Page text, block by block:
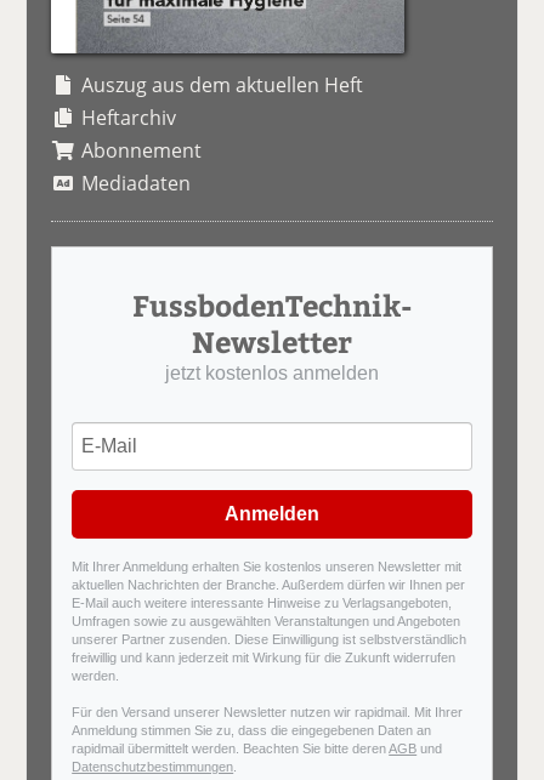
Auszug aus dem aktuellen Heft
Heftarchiv
Abonnement
Mediadaten
FussbodenTechnik-
Newsletter
jetzt kostenlos anmelden
Anmelden
Mit Ihrer Anmeldung erhalten Sie kostenlos unseren Newsletter mit
aktuellen Nachrichten der Branche. Außerdem dürfen wir Ihnen per
E-Mail auch weitere interessante Hinweise zu Verlagsangeboten,
Umfragen sowie zu ausgewählten Veranstaltungen und Angeboten
unserer Partner zusenden. Diese Einwilligung ist selbstverständlich
freiwillig und kann jederzeit mit Wirkung für die Zukunft widerrufen
werden.
Für den Versand unserer Newsletter nutzen wir rapidmail. Mit Ihrer
Anmeldung stimmen Sie zu, dass die eingegebenen Daten an
rapidmail übermittelt werden. Beachten Sie bitte derenAGB und
Datenschutzbestimmungen